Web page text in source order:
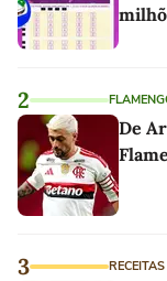
2
De
3 RECEITAS